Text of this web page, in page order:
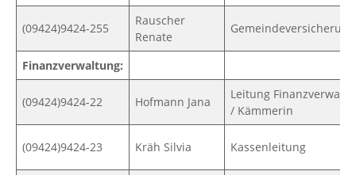
(09424)9424-255
Rauscher
Renate
Finanzverwaltung:
(09424)9424-22 Hofmann Jana
Leitung
/ Kämmerin
(09424)9424-23 Kräh Silvia Kassenleitung